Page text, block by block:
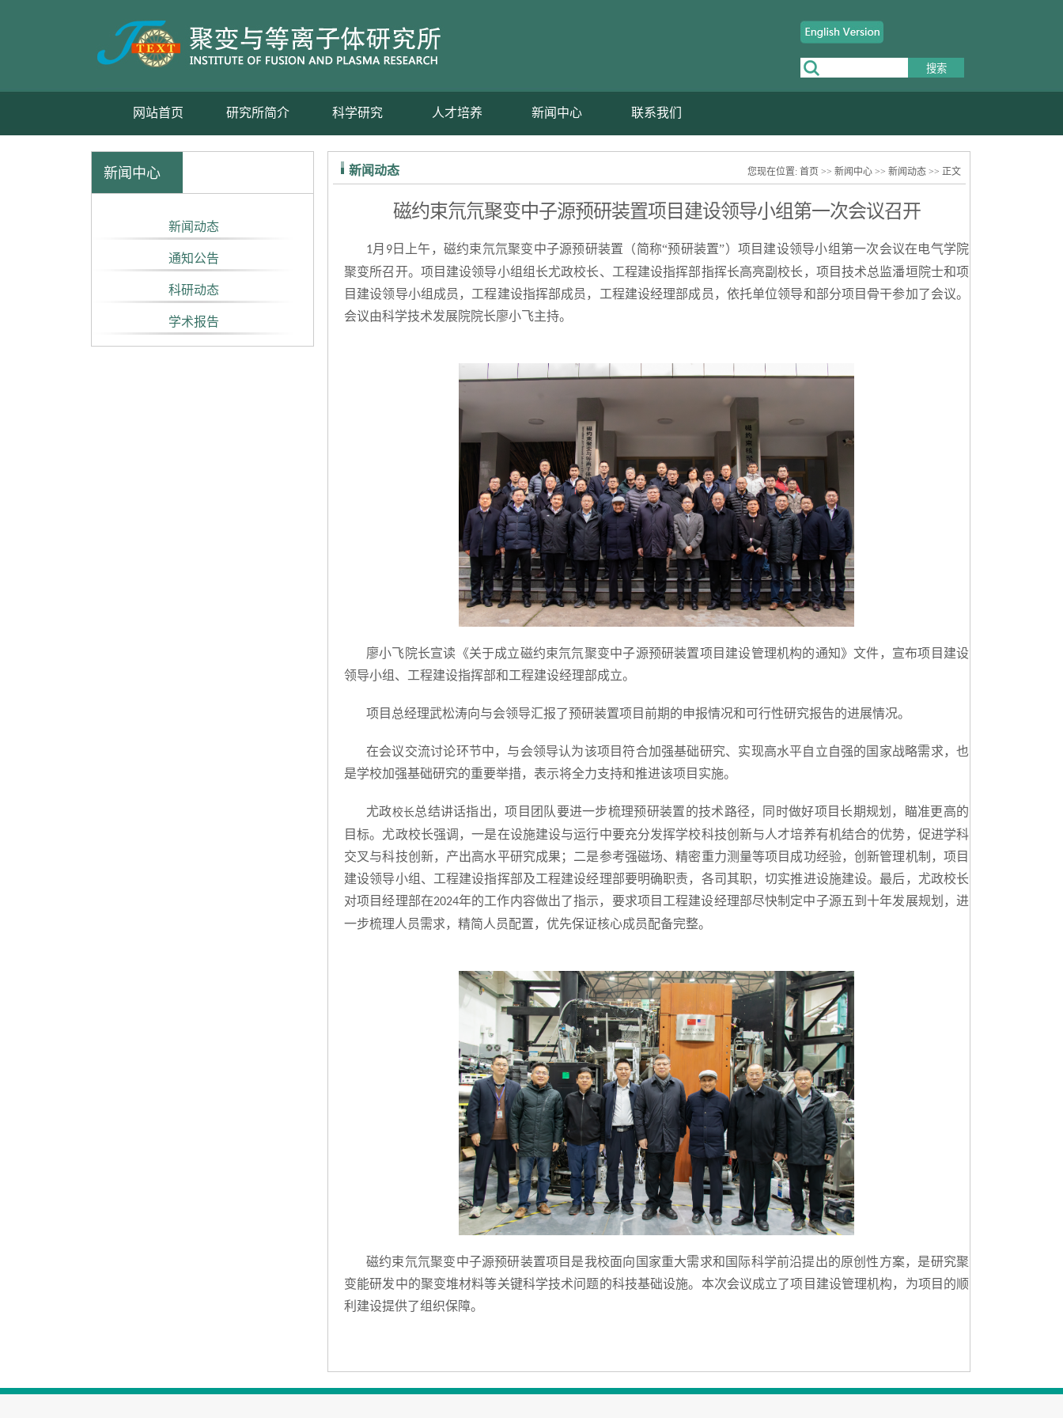
网站首页 研究所简介 科学研究 人才培养 新闻中心 联系我们
新闻中心
新闻动态
通知公告
科研动态
学术报告
新闻动态 您现在位置: 首页 >> 新闻中心>> 新闻动态>> 正文
磁约束氘氘聚变中子源预研装置项目建设领导小组第一次会议召开
1月 9日上午，磁约束氘氘聚变中子源预研装置（简称“预研装置”）项目建设领导小组第一次会议在电气学院
聚变所召开。项目建设领导小组组长尤政校长、工程建设指挥部指挥长高亮副校长，项目技术总监潘垣院士和项
目建设领导小组成员，工程建设指挥部成员，工程建设经理部成员，依托单位领导和部分项目骨干参加了会议。
会议由科学技术发展院院长廖小飞主持。
廖小飞院长宣读《关于成立磁约束氘氘聚变中子源预研装置项目建设管理机构的通知》文件，宣布项目建设
领导小组、工程建设指挥部和工程建设经理部成立。
项目总经理武松涛向与会领导汇报了预研装置项目前期的申报情况和可行性研究报告的进展情况。
在会议交流讨论环节中，与会领导认为该项目符合加强基础研究、实现高水平自立自强的国家战略需求，也
是学校加强基础研究的重要举措，表示将全力支持和推进该项目实施。
尤政校长总结讲话指出，项目团队要进一步梳理预研装置的技术路径，同时做好项目长期规划，瞄准更高的
目标。尤政校长强调，一是在设施建设与运行中要充分发挥学校科技创新与人才培养有机结合的优势，促进学科
交叉与科技创新，产出高水平研究成果；二是参考强磁场、精密重力测量等项目成功经验，创新管理机制，项目
建设领导小组、工程建设指挥部及工程建设经理部要明确职责，各司其职，切实推进设施建设。最后，尤政校长
对项目经理部在2024年的工作内容做出了指示，要求项目工程建设经理部尽快制定中子源五到十年发展规划，进
一步梳理人员需求，精简人员配置，优先保证核心成员配备完整。
磁约束氘氘聚变中子源预研装置项目是我校面向国家重大需求和国际科学前沿提出的原创性方案，是研究聚
变能研发中的聚变堆材料等关键科学技术问题的科技基础设施。本次会议成立了项目建设管理机构，为项目的顺
利建设提供了组织保障。